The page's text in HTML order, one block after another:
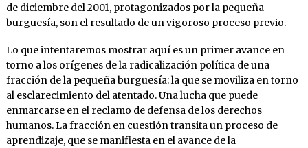
de diciembre del 2001, protagonizados por la pequeña
burguesía, son el resultado de un vigoroso proceso previo.
Lo que intentaremos mostrar aquí es un primer avance en
torno a los orígenes de la radicalización política de una
fracción de la pequeña burguesía: la que se moviliza en torno
al esclarecimiento del atentado. Una lucha que puede
enmarcarse en el reclamo de defensa de los derechos
humanos. La fracción en cuestión transita un proceso de
aprendizaje, que se manifiesta en el avance de la